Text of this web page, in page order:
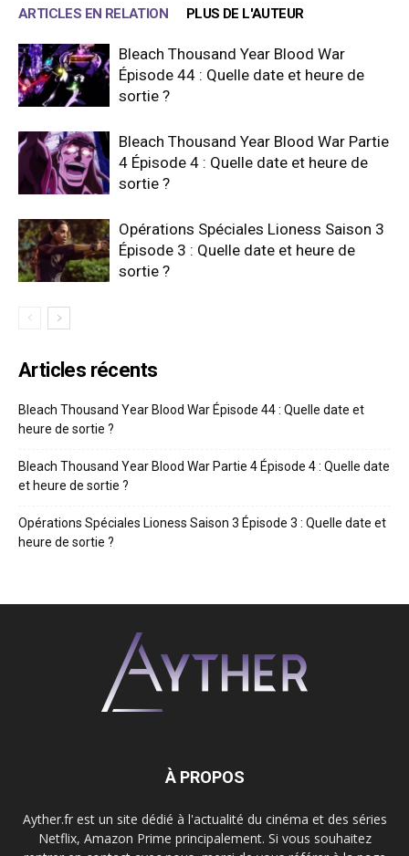
ARTICLES EN RELATION PLUS DE L'AUTEUR
Bleach Thousand Year Blood War
Épisode 44 : Quelle date et heure de
sortie ?
Bleach Thousand Year Blood War Partie
4 Épisode 4 : Quelle date et heure de
sortie ?
Opérations Spéciales Lioness Saison 3
Épisode 3 : Quelle date et heure de
sortie ?
Articles récents
Bleach Thousand Year Blood War Épisode 44 : Quelle date et
heure de sortie ?
Bleach Thousand Year Blood War Partie 4 Épisode 4 : Quelle date
et heure de sortie ?
Opérations Spéciales Lioness Saison 3 Épisode 3 : Quelle date et
heure de sortie ?
À PROPOS
Ayther.fr est un site dédié à l'actualité du cinéma et des séries
Netflix, Amazon Prime principalement. Si vous souhaitez